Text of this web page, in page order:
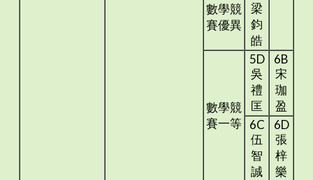
數學競
賽優異
梁
鈞
皓
數學競
賽一等
5D
吳
禮
匡
6B
宋
珈
盈
6C
伍
智
誠
6D
張
梓
樂